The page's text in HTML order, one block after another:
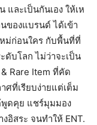
ละเป็นกันเอง ให้เห
ของแบรนด์ ได้เข้า
ม่ก่อนใคร กับพื้นที่ที่
บโลก ไม่ว่าจะเป็น
Rare Item ที่คัด
ศที่เรียบง่ายแต่เต็ม
พูดคุย แชร์มุมมอง
อิสระ จนทำให้ ENT.